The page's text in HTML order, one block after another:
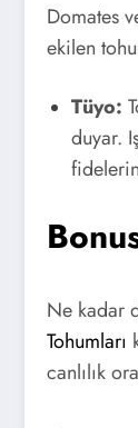
Domates
ekilen
Tüyo:
duyar.
Ne kadar
Tohumları
canlılık